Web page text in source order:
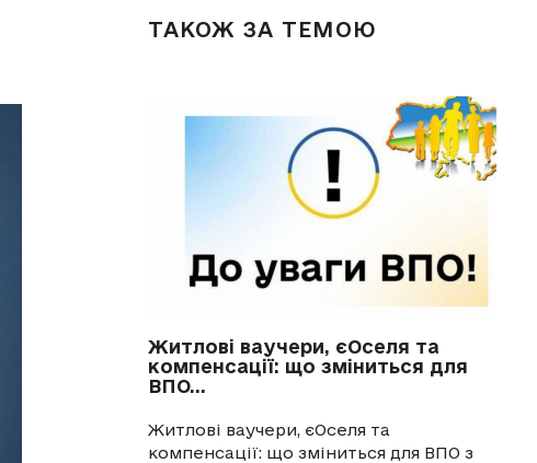
ТАКОЖ ЗА ТЕМОЮ
Житлові ваучери, єОселя та
компенсації: що зміниться для
ВПО...
Житлові ваучери, єОселя та
компенсації: що зміниться для ВПО з